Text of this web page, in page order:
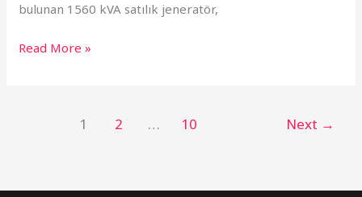
bulunan 1560 kVA satılık jeneratör,
Read More »
1 2 … 10 Next →